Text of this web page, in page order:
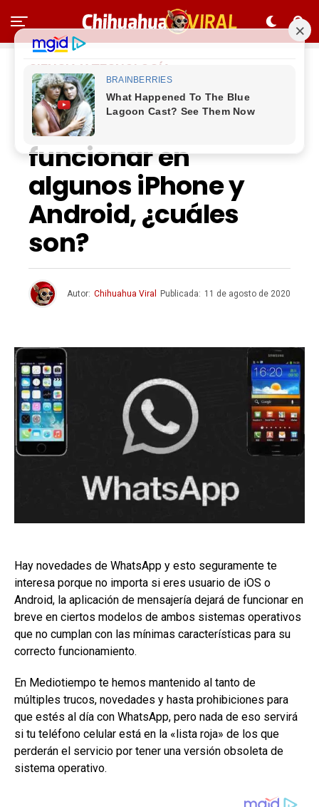
CIENCIA Y TECNOLOGÍA
WhatsApp anuncia
que dejará de
funcionar en
algunos iPhone y
Android, ¿cuáles
son?
Autor: Chihuahua Viral Publicada: 11 de agosto de 2020
Hay novedades de WhatsApp y esto seguramente te
interesa porque no importa si eres usuario de iOS o
Android, la aplicación de mensajería dejará de funcionar en
breve en ciertos modelos de ambos sistemas operativos
que no cumplan con las mínimas características para su
correcto funcionamiento.
En Mediotiempo te hemos mantenido al tanto de
múltiples trucos, novedades y hasta prohibiciones para
que estés al día con WhatsApp, pero nada de eso servirá
si tu teléfono celular está en la «lista roja» de los que
perderán el servicio por tener una versión obsoleta de
sistema operativo.